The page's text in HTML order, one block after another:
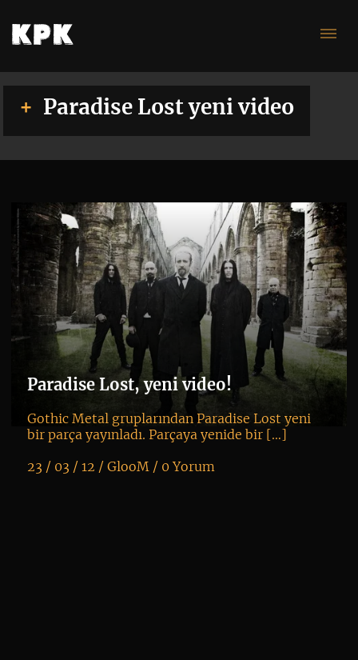
Paradise Lost yeni video
Paradise Lost, yeni video!
Gothic Metal gruplarından Paradise Lost yeni
bir parça yayınladı. Parçaya yenide bir […]
23 / 03 / 12 / GlooM/ 0 Yorum